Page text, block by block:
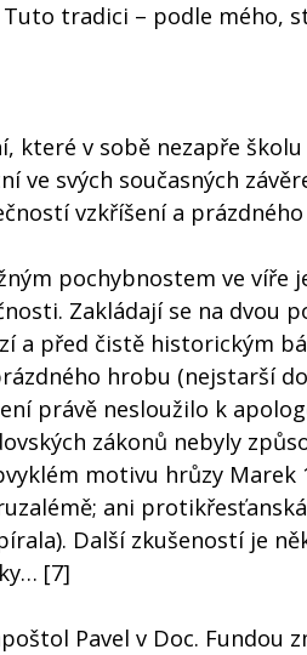
tradici – podle mého,
které v sobě nezapře
ve svých současných
vzkříšení a
pochybnostem ve víře
Zakládají se na dvou
a před čistě historickým
hrobu (nejstarší
právě nesloužilo k
zákonů nebyly
motivu hrůzy Marek
ani
Další zkušeností je
[7]
Pavel v Doc.